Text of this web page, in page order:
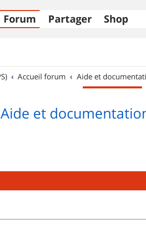
Forum Partager Shop
Accueil forum Aide et
Aide et